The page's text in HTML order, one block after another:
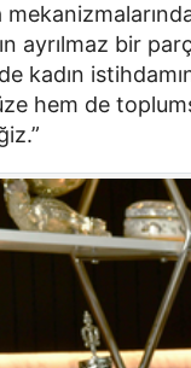
ayrılmaz bir
kadın
hem de